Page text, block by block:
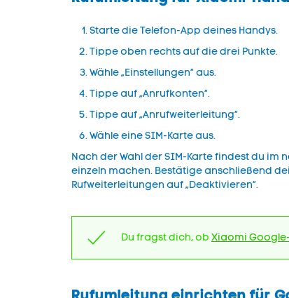
Starte die Telefon-App deines Handys.
Tippe oben rechts auf die drei Punkte.
Wähle „Einstellungen“ aus.
Tippe auf „Anrufkonten“.
Tippe auf „Anrufweiterleitung“.
Wähle eine SIM-Karte aus.
Nach der Wahl der SIM-Karte findest du im
einzeln machen. Bestätige anschließend
Rufweiterleitungen auf „Deaktivieren“.
Du fragst dich, ob Xiaomi